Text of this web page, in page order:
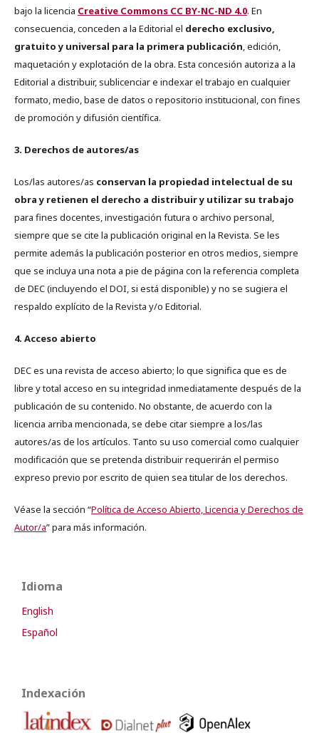
bajo la licencia Creative Commons CC BY-NC-ND 4.0. En
consecuencia, conceden a la Editorial el derecho exclusivo,
gratuito y universal para la primera publicación, edición,
maquetación y explotación de la obra. Esta concesión autoriza a la
Editorial a distribuir, sublicenciar e indexar el trabajo en cualquier
formato, medio, base de datos o repositorio institucional, con fines
de promoción y difusión científica.
3. Derechos de autores/as
Los/las autores/as conservan la propiedad intelectual de su
obra y retienen el derecho a distribuir y utilizar su trabajo
para fines docentes, investigación futura o archivo personal,
siempre que se cite la publicación original en la Revista. Se les
permite además la publicación posterior en otros medios, siempre
que se incluya una nota a pie de página con la referencia completa
de DEC (incluyendo el DOI, si está disponible) y no se sugiera el
respaldo explícito de la Revista y/o Editorial.
4. Acceso abierto
DEC es una revista de acceso abierto; lo que significa que es de
libre y total acceso en su integridad inmediatamente después de la
publicación de su contenido. No obstante, de acuerdo con la
licencia arriba mencionada, se debe citar siempre a los/las
autores/as de los artículos. Tanto su uso comercial como cualquier
modificación que se pretenda distribuir requerirán el permiso
expreso previo por escrito de quien sea titular de los derechos.
Véase la sección “Política de Acceso Abierto, Licencia y Derechos de
Autor/a” para más información.
Idioma
English
Español
Indexación